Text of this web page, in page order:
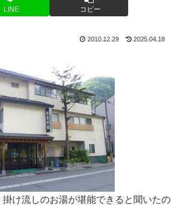
LINE コピー
2010.12.29 2025.04.18
け流しのお湯が堪能できると聞いたの